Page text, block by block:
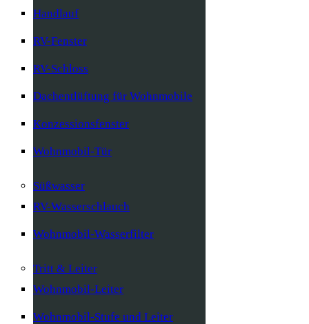
Handlauf
RV-Fenster
RV-Schloss
Dachentlüftung für Wohnmobile
Konzessionsfenster
Wohnmobil-Tür
Süßwasser
RV-Wasserschlauch
Wohnmobil-Wasserfilter
Tritt & Leiter
Wohnmobil-Leiter
Wohnmobil-Stufe und Leiter